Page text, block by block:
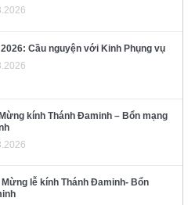
Cầu nguyện với Kinh Phụng vụ
kính Thánh Đaminh – Bổn mạng
lễ kính Thánh Đaminh- Bổn